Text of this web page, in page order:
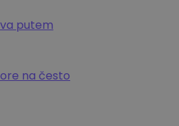
putem
na često